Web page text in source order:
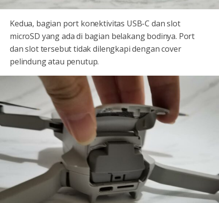
Kedua, bagian port konektivitas USB-C dan slot
microSD yang ada di bagian belakang bodinya. Port
dan slot tersebut tidak dilengkapi dengan cover
pelindung atau penutup.